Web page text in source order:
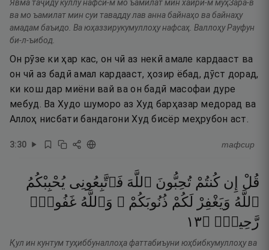
Явма таҷиду куллу нафси-м мо ъамилат мин хайри-м муҳЗара-в
ва мо ъамилат мин суи тавадду лав анна байнаҳо ва байнаҳу
амадам баъидо. Ва юҳаззирукумуллоҳу нафсаҳ. Валлоҳу Рауфун
би-л-ъибод.
Он рӯзе ки ҳар кас, он чӣ аз некӣ амале кардааст ва
он чӣ аз бадӣ амал кардааст, ҳозир ёбад, дӯст дорад,
ки кош дар миёни вай ва он бадӣ масофаи дуре
мебуд. Ва Худо шуморо аз Худ барҳазар медорад ва
Аллоҳ нисбати бандагони Худ бисёр меҳрубон аст.
3:30 тафсир
قُلْ إِن كُنتُمْ تُحِبُّونَ ٱللَّهَ فَٱتَّبِعُونِى يُحْبِبْكُمُ
ٱللَّهُ وَيَغْفِرْ لَكُمْ ذُنُوبَكُمْ ۗ وَٱللَّهُ غَفُورٌۭ
رَّحِيمٌۭ ۝٣١
Қул ин кунтум туҳиббуналлоҳа фаттабиъуни юҳбибкумуллоҳу ва